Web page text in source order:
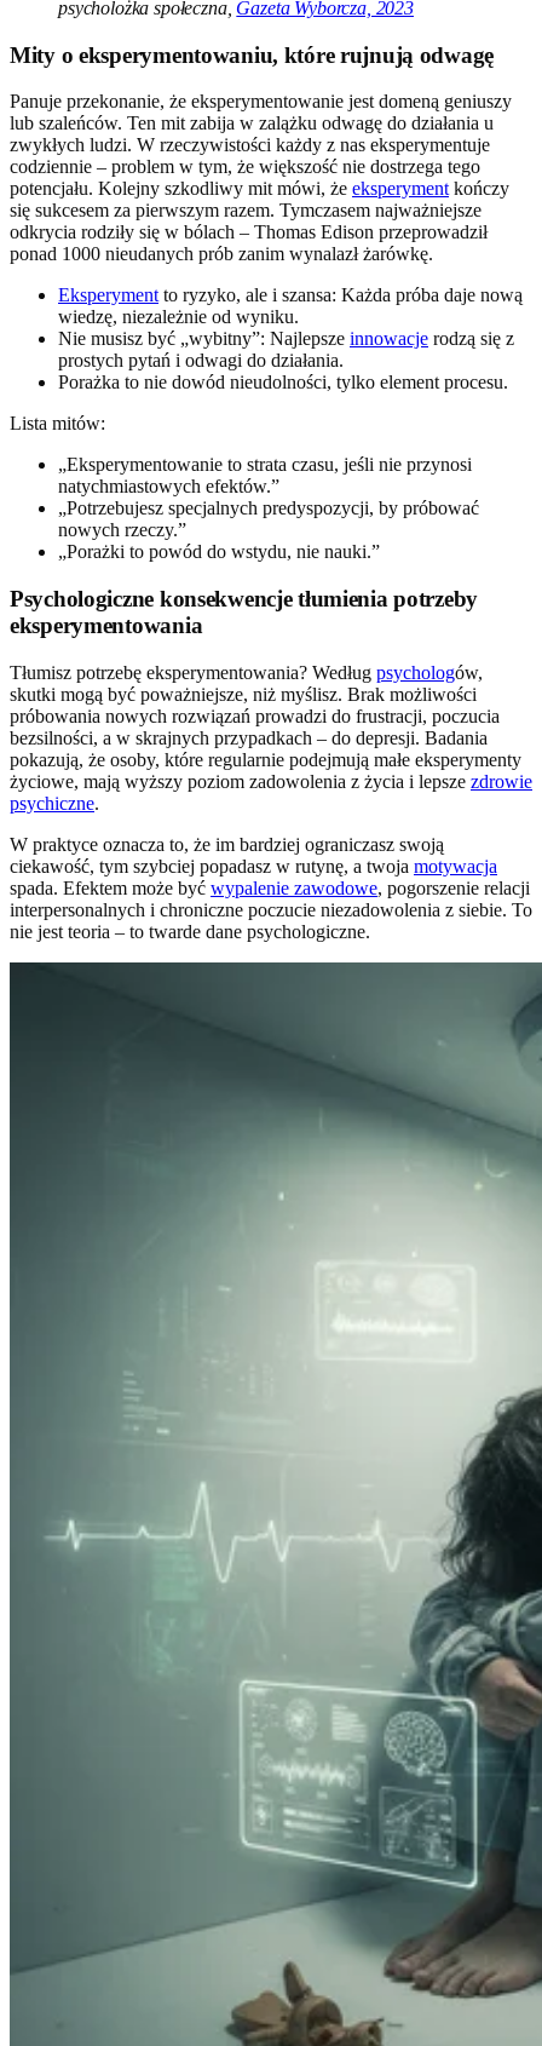
psycholożka społeczna, Gazeta Wyborcza, 2023
Mity o eksperymentowaniu, które rujnują odwagę
Panuje przekonanie, że eksperymentowanie jest domeną geniuszy
lub szaleńców. Ten mit zabija w zalążku odwagę do działania u
zwykłych ludzi. W rzeczywistości każdy z nas eksperymentuje
codziennie – problem w tym, że większość nie dostrzega tego
potencjału. Kolejny szkodliwy mit mówi, że eksperyment kończy
się sukcesem za pierwszym razem. Tymczasem najważniejsze
odkrycia rodziły się w bólach – Thomas Edison przeprowadził
ponad 1000 nieudanych prób zanim wynalazł żarówkę.
Eksperyment to ryzyko, ale i szansa: Każda próba daje nową
wiedzę, niezależnie od wyniku.
Nie musisz być „wybitny”: Najlepsze innowacje rodzą się z
prostych pytań i odwagi do działania.
Porażka to nie dowód nieudolności, tylko element procesu.
Lista mitów:
„Eksperymentowanie to strata czasu, jeśli nie przynosi
natychmiastowych efektów.”
„Potrzebujesz specjalnych predyspozycji, by próbować
nowych rzeczy.”
„Porażki to powód do wstydu, nie nauki.”
Psychologiczne konsekwencje tłumienia potrzeby
eksperymentowania
Tłumisz potrzebę eksperymentowania? Według psychologów,
skutki mogą być poważniejsze, niż myślisz. Brak możliwości
próbowania nowych rozwiązań prowadzi do frustracji, poczucia
bezsilności, a w skrajnych przypadkach – do depresji. Badania
pokazują, że osoby, które regularnie podejmują małe eksperymenty
życiowe, mają wyższy poziom zadowolenia z życia i lepsze zdrowie
psychiczne.
W praktyce oznacza to, że im bardziej ograniczasz swoją
ciekawość, tym szybciej popadasz w rutynę, a twoja motywacja
spada. Efektem może być wypalenie zawodowe, pogorszenie relacji
interpersonalnych i chroniczne poczucie niezadowolenia z siebie. To
nie jest teoria – to twarde dane psychologiczne.